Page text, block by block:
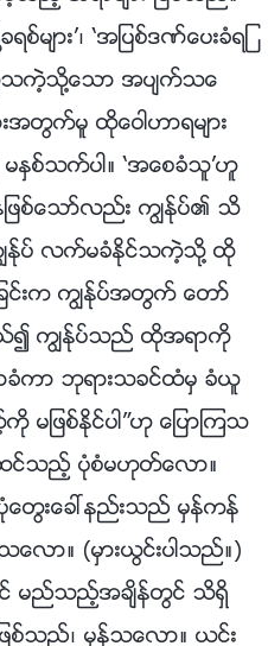
မ်ား’၊ ‘အျပစ္ဒဏ္ေပးခံရျ
း’ဟူသကဲ့သို႔ေသာ အပ်က္သေ
တြက္မူ ထိုေဝါဟာရမ်ား
ႏွစ္သက္ပါ။ ‘အေစခံသူ’ဟူ
ဖစ္ေသာ္လည္း ကြၽန္ုပ္၏ သိ
ၽန္ုပ္ လက္မခံႏိုင္သကဲ့သို႔ ထို
းက ကြၽန္ုပ္အတြက္ ေတာ္
ကြၽန္ုပ္သည္ ထိုအရာကို
ာခံကာ ဘုရားသခင္ထံမွ ခံယူ
ဖစ္ႏိုင္ပါ”ဟု ေျပာၾကသ
င္သည့္ ပုံစံမဟုတ္ေလာ။
တြးေခၚနည္းသည္ မွန္ကန္
လာ။ (မွားယြင္းပါသည္။)
မည္သည့္အခ်ိန္တြင္ သိရွိ
စ္သည္၊ မွန္သေလာ။ ယင္း